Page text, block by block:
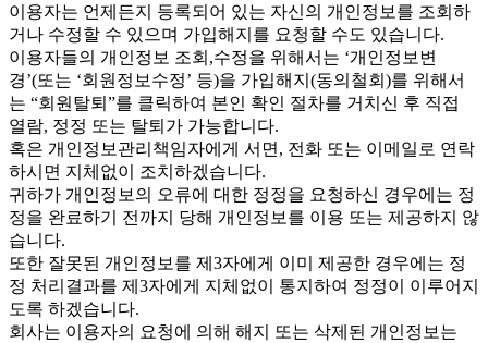
이용자는 언제든지 등록되어 있는 자신의 개인정보를 조회하
거나 수정할 수 있으며 가입해지를 요청할 수도 있습니다.
이용자들의 개인정보 조회,수정을 위해서는 ‘개인정보변
경’(또는 ‘회원정보수정’ 등)을 가입해지(동의철회)를 위해서
는 “회원탈퇴”를 클릭하여 본인 확인 절차를 거치신 후 직접
열람, 정정 또는 탈퇴가 가능합니다.
혹은 개인정보관리책임자에게 서면, 전화 또는 이메일로 연락
하시면 지체없이 조치하겠습니다.
귀하가 개인정보의 오류에 대한 정정을 요청하신 경우에는 정
정을 완료하기 전까지 당해 개인정보를 이용 또는 제공하지 않
습니다.
또한 잘못된 개인정보를 제3자에게 이미 제공한 경우에는 정
정 처리결과를 제3자에게 지체없이 통지하여 정정이 이루어지
도록 하겠습니다.
회사는 이용자의 요청에 의해 해지 또는 삭제된 개인정보는